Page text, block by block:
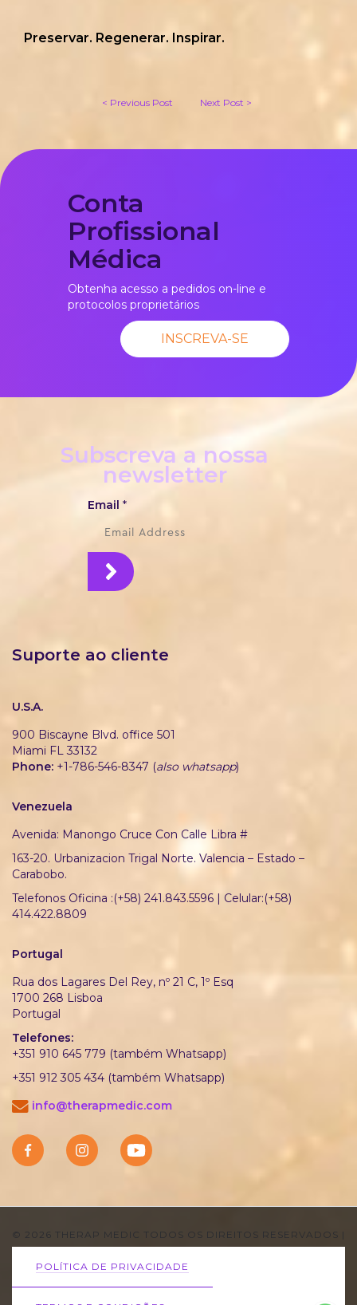
Preservar. Regenerar. Inspirar.
< Previous Post Next Post >
Conta
Profissional
Médica
Obtenha acesso a pedidos on-line e
protocolos proprietários
INSCREVA-SE
Subscreva a nossa
newsletter
Email *
Suporte ao cliente
U.S.A.
900 Biscayne Blvd. office 501
Miami FL 33132
Phone: +1-786-546-8347 (also whatsapp)
Venezuela
Avenida: Manongo Cruce Con Calle Libra #
163-20. Urbanizacion Trigal Norte. Valencia – Estado –
Carabobo.
Telefonos Oficina :(+58) 241.843.5596 | Celular:(+58)
414.422.8809
Portugal
Rua dos Lagares Del Rey, nº 21 C, 1º Esq
1700 268 Lisboa
Portugal
Telefones:
+351 910 645 779 (também Whatsapp)
+351 912 305 434 (também Whatsapp)
info@therapmedic.com
© 2026 THERAP MEDIC TODOS OS DIREITOS RESERVADOS |
POLÍTICA DE PRIVACIDADE